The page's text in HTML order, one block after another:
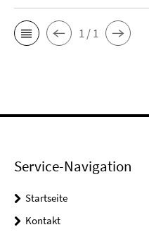
1 / 1
Service-Navigation
Startseite
Kontakt